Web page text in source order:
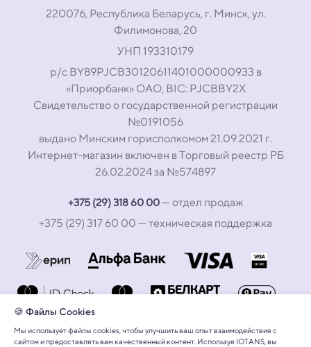
220076, Республика Беларусь, г. Минск, ул.
Филимонова, 20
УНП 193310179
р/с BY89PJCB30120611401000000933 в
«Приорбанк» ОАО, BIC: PJCBBY2X
Свидетельство о государственной регистрации
№0191056
выдано Минским горисполкомом 21.09.2021 г.
Интернет-магазин включен в Торговый реестр РБ
26.02.2024 за №574897
+375 (29) 318 60 00— отдел продаж
+375 (29) 317 60 00 — техническая поддержка
🍪 Файлы Cookies
Мы использует файлы cookies, чтобы улучшить ваш опыт взаимодействия с
сайтом и предоставлять вам качественный контент. Используя IOTANS, вы